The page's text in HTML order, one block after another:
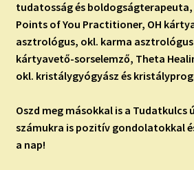
tudatosság és boldogságterapeuta,
Points of You Practitioner, OH
asztrológus, okl. karma
kártyavető-sorselemző, Theta
okl. kristálygyógyász és
Oszd meg másokkal is a
számukra is pozitív gondolatokkal
a nap!